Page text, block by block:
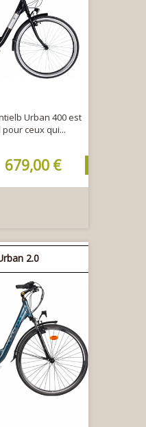
Urban 400 est
ceux qui...
679,00 €
2.0